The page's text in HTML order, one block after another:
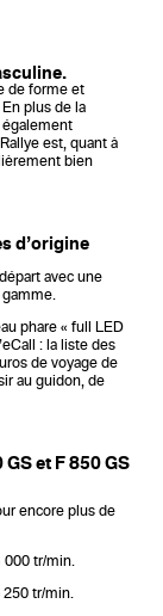
de forme et
plus de la
également
est, quant à
bien
d’origine
avec une
phare « full LED
: la liste des
de voyage de
au guidon, de
et F 850 GS
encore plus de
000 tr/min.
250 tr/min.